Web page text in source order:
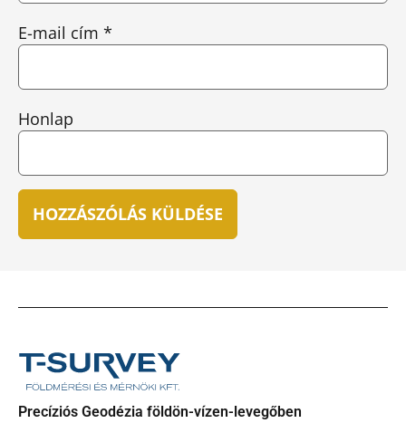
E-mail cím *
Honlap
Precíziós Geodézia földön-vízen-levegőben